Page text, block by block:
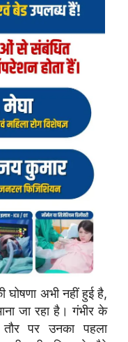
घोषणा अभी नहीं हुई है,
जा रहा है। गंभीर के
पर उनका पहला